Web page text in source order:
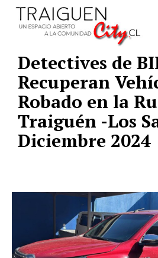
Detectives de
Recuperan
Robado en la
Traiguén -Los
Diciembre 2024